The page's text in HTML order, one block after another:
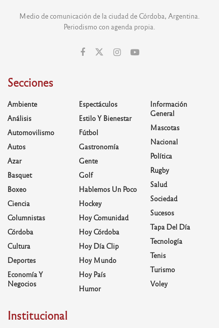
Medio de comunicación de la ciudad de Córdoba, Argentina.
Periodismo con agenda propia.
Secciones
Ambiente
Análisis
Automovilismo
Autos
Azar
Basquet
Boxeo
Ciencia
Columnistas
Córdoba
Cultura
Deportes
Economía Y
Negocios
Espectáculos
Estilo Y Bienestar
Fútbol
Gastronomía
Gente
Golf
Hablemos Un Poco
Hockey
Hoy Comunidad
Hoy Córdoba
Hoy Día Clip
Hoy Mundo
Hoy País
Humor
Información
General
Mascotas
Nacional
Política
Rugby
Salud
Sociedad
Sucesos
Tapa Del Día
Tecnología
Tenis
Turismo
Voley
Institucional